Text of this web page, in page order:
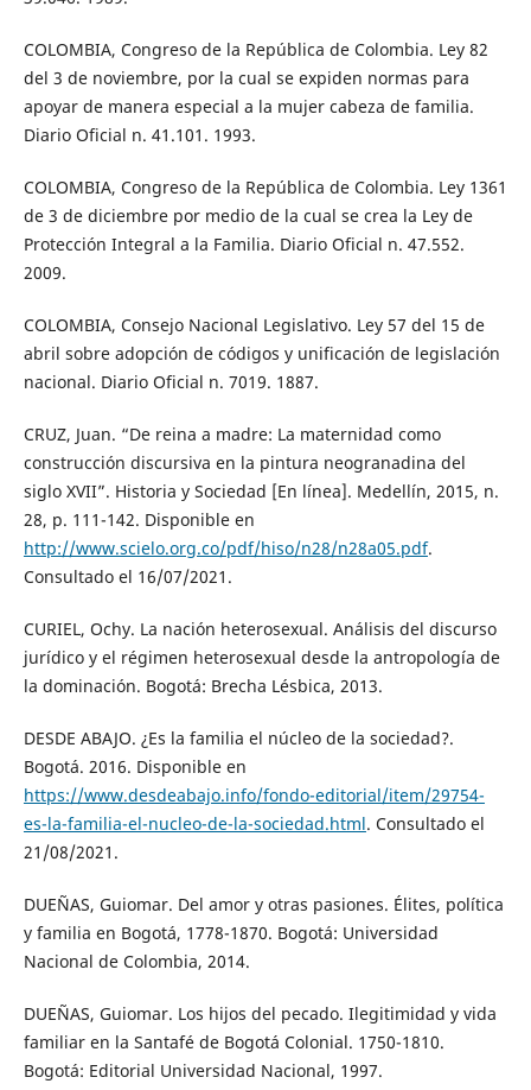
COLOMBIA, Congreso de la República de Colombia. Ley 82
del 3 de noviembre, por la cual se expiden normas para
apoyar de manera especial a la mujer cabeza de familia.
Diario Oficial n. 41.101. 1993.
COLOMBIA, Congreso de la República de Colombia. Ley 1361
de 3 de diciembre por medio de la cual se crea la Ley de
Protección Integral a la Familia. Diario Oficial n. 47.552.
2009.
COLOMBIA, Consejo Nacional Legislativo. Ley 57 del 15 de
abril sobre adopción de códigos y unificación de legislación
nacional. Diario Oficial n. 7019. 1887.
CRUZ, Juan. “De reina a madre: La maternidad como
construcción discursiva en la pintura neogranadina del
siglo XVII”. Historia y Sociedad [En línea]. Medellín, 2015, n.
28, p. 111-142. Disponible en
http://www.scielo.org.co/pdf/hiso/n28/n28a05.pdf.
Consultado el 16/07/2021.
CURIEL, Ochy. La nación heterosexual. Análisis del discurso
jurídico y el régimen heterosexual desde la antropología de
la dominación. Bogotá: Brecha Lésbica, 2013.
DESDE ABAJO. ¿Es la familia el núcleo de la sociedad?.
Bogotá. 2016. Disponible en
https://www.desdeabajo.info/fondo-editorial/item/29754-
es-la-familia-el-nucleo-de-la-sociedad.html. Consultado el
21/08/2021.
DUEÑAS, Guiomar. Del amor y otras pasiones. Élites, política
y familia en Bogotá, 1778-1870. Bogotá: Universidad
Nacional de Colombia, 2014.
DUEÑAS, Guiomar. Los hijos del pecado. Ilegitimidad y vida
familiar en la Santafé de Bogotá Colonial. 1750-1810.
Bogotá: Editorial Universidad Nacional, 1997.